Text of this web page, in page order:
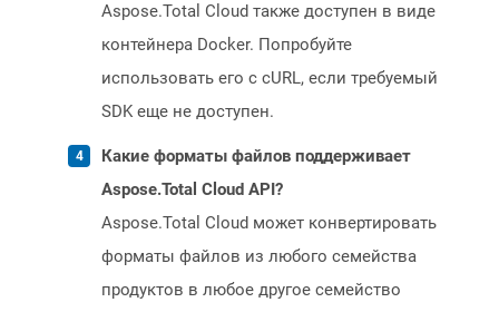
Aspose.Total Cloud также доступен в виде
контейнера Docker. Попробуйте
использовать его с cURL, если требуемый
SDK еще не доступен.
Какие форматы файлов поддерживает
Aspose.Total Cloud API?
Aspose.Total Cloud может конвертировать
форматы файлов из любого семейства
продуктов в любое другое семейство